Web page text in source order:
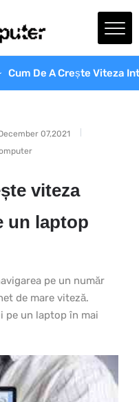
Cum De A Crește Viteza
07,2021
viteza
un laptop
pe un număr
de mare viteză.
pe un laptop în mai